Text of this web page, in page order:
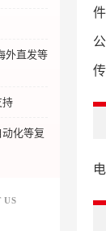
外直发等
持
化等复
US
传